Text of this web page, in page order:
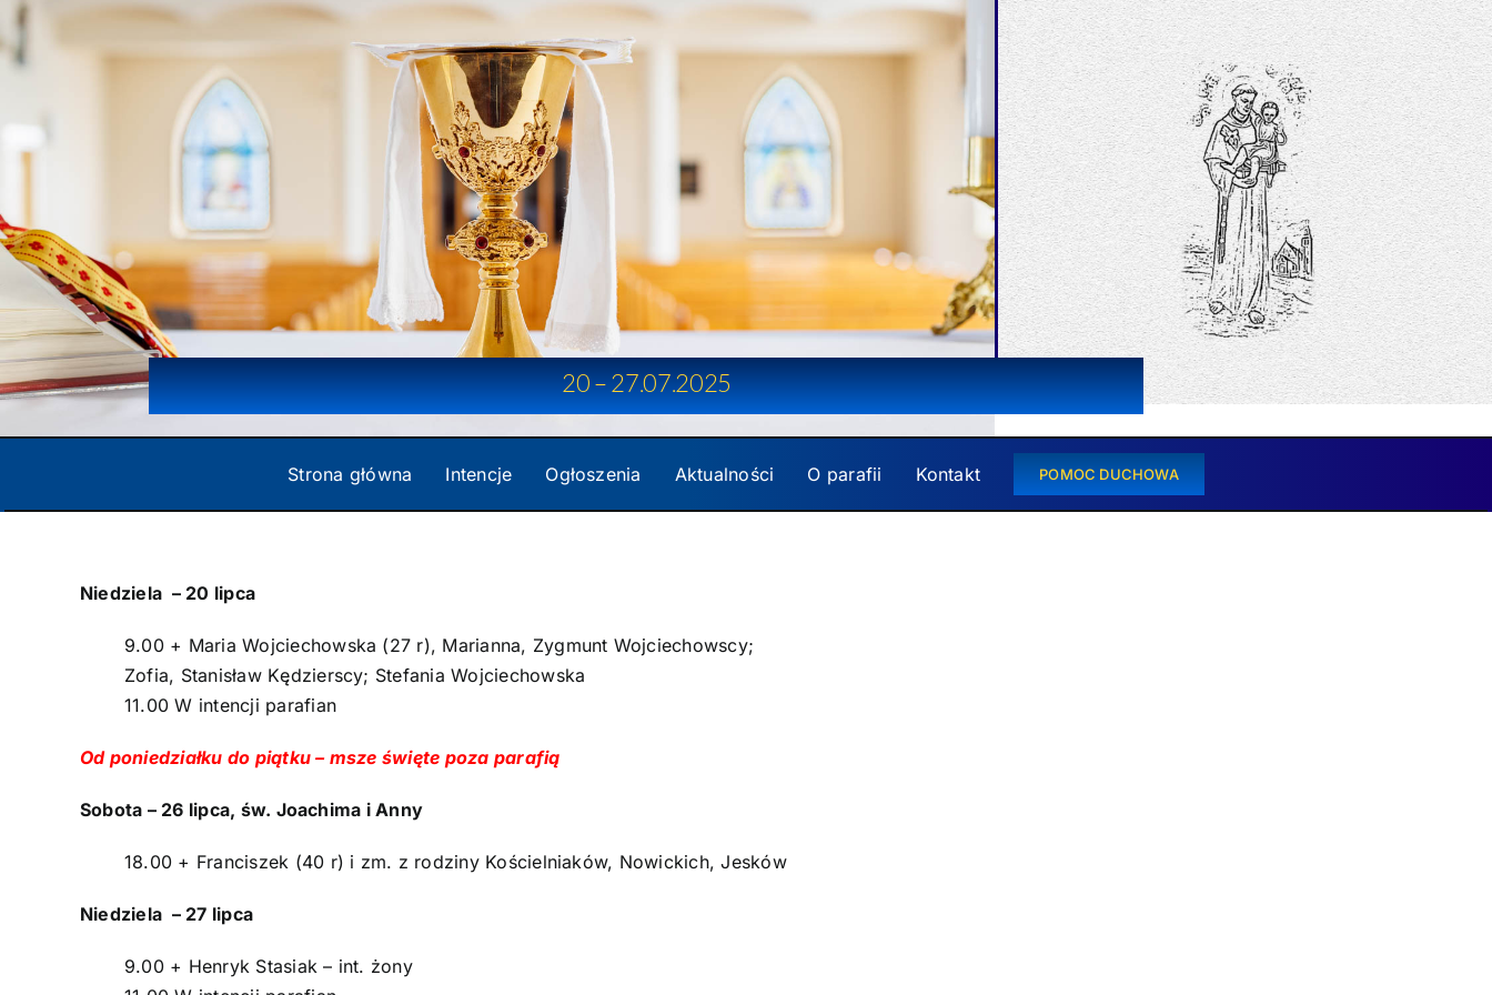
Przejdź
do
zawartości
20 – 27.07.2025
Strona główna Intencje Ogłoszenia Aktualności O parafii Kontakt POMOC DUCHOWA
Niedziela – 20 lipca
9.00 + Maria Wojciechowska (27 r), Marianna, Zygmunt Wojciechowscy;
Zofia, Stanisław Kędzierscy; Stefania Wojciechowska
11.00 W intencji parafian
Od poniedziałku do piątku – msze święte poza parafią
Sobota – 26 lipca, św. Joachima i Anny
18.00 + Franciszek (40 r) i zm. z rodziny Kościelniaków, Nowickich, Jesków
Niedziela – 27 lipca
9.00 + Henryk Stasiak – int. żony